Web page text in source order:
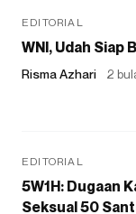
EDITORIAL
WNI, Udah Siap
Risma Azhari 2
EDITORIAL
5W1H: Dugaan
Seksual 50